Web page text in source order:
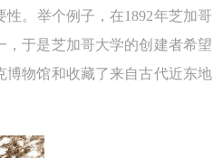
。举个例子，在1892年芝加哥
于是芝加哥大学的创建者希望
物馆和收藏了来自古代近东地